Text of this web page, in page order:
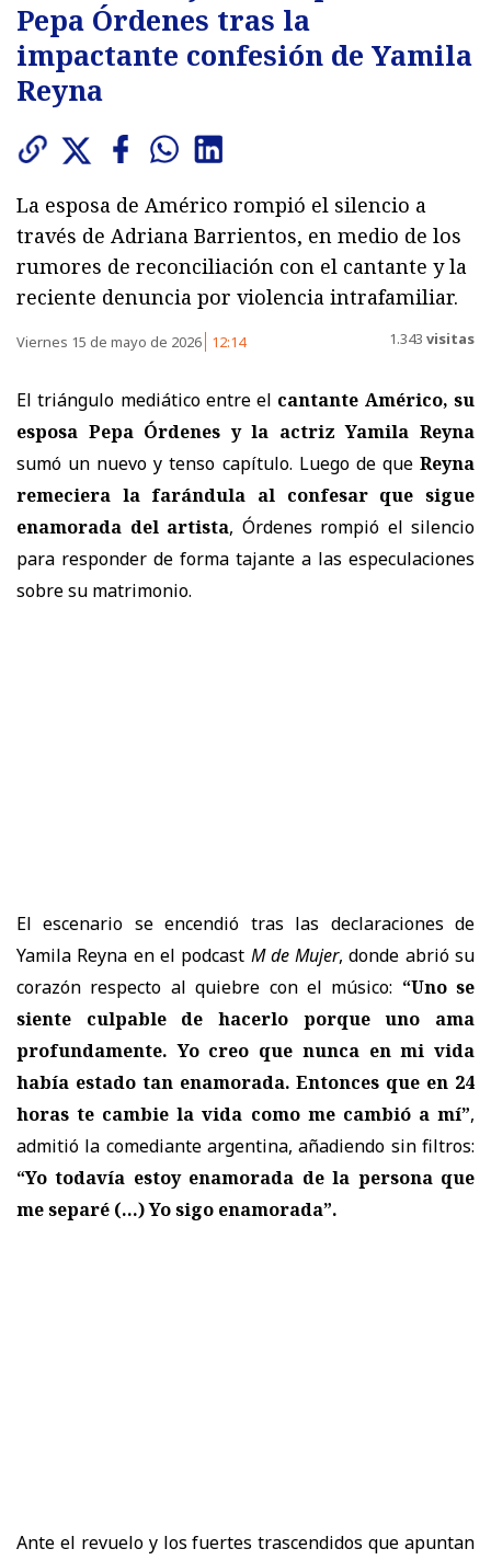
Pepa Órdenes tras la
impactante confesión de Yamila
Reyna
La esposa de Américo rompió el silencio a
través de Adriana Barrientos, en medio de los
rumores de reconciliación con el cantante y la
reciente denuncia por violencia intrafamiliar.
Viernes 15 de mayo de 2026 12:14 1.343 visitas
El triángulo mediático entre el cantante Américo, su
esposa Pepa Órdenes y la actriz Yamila Reyna
sumó un nuevo y tenso capítulo. Luego de que Reyna
remeciera la farándula al confesar que sigue
enamorada del artista, Órdenes rompió el silencio
para responder de forma tajante a las especulaciones
sobre su matrimonio.
El escenario se encendió tras las declaraciones de
Yamila Reyna en el podcast M de Mujer, donde abrió su
corazón respecto al quiebre con el músico: “Uno se
siente culpable de hacerlo porque uno ama
profundamente. Yo creo que nunca en mi vida
había estado tan enamorada. Entonces que en 24
horas te cambie la vida como me cambió a mí”,
admitió la comediante argentina, añadiendo sin filtros:
“Yo todavía estoy enamorada de la persona que
me separé (...) Yo sigo enamorada”.
Ante el revuelo y los fuertes trascendidos que apuntan